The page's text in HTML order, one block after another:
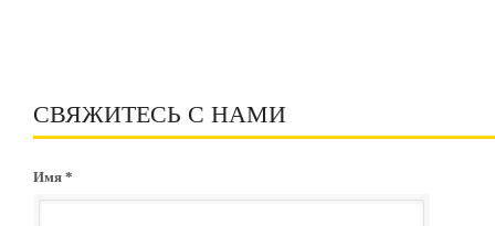
СВЯЖИТЕСЬ С НАМИ
Имя *